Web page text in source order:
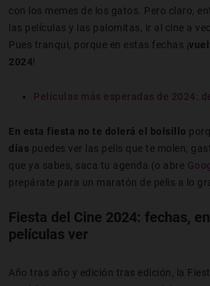
con los memes de los gatos. Pero claro,
las películas y las palomitas, ir al cine a
Pues tranqui, porque en estas fechas ¡
2024!
Películas más esperadas de 2024:
En esta fiesta no te dolerá el bolsillo
días puedes ver las pelis que te molen,
que ya sabes, saca tu agenda (o abre
prepárate para un maratón de pelis a lo
Fiesta del Cine 2024: fechas,
películas ver
Año tras año y edición tras edición, la